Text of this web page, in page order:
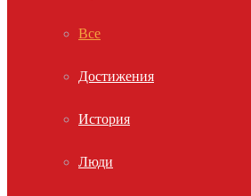
Все
Достижения
История
Люди